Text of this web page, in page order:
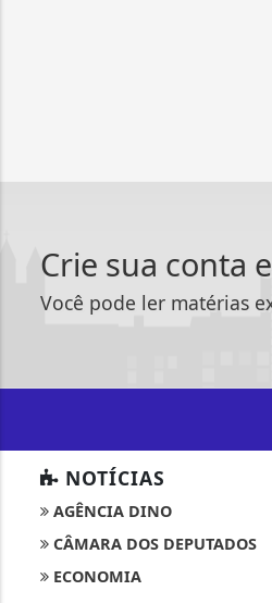
Crie sua conta
Você pode ler matérias
NOTÍCIAS
AGÊNCIA DINO
CÂMARA DOS DEPUTADOS
ECONOMIA